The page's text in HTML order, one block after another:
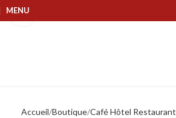
MENU
Accueil Boutique Café Hôtel Restaurant